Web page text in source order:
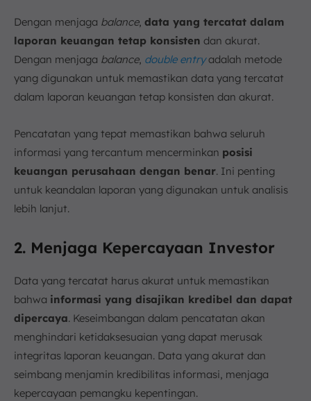
Dengan menjaga balance, data yang tercatat dalam
laporan keuangan tetap konsisten dan akurat.
Dengan menjaga balance, double entryadalah metode
yang digunakan untuk memastikan data yang tercatat
dalam laporan keuangan tetap konsisten dan akurat.
Pencatatan yang tepat memastikan bahwa seluruh
informasi yang tercantum mencerminkan posisi
keuangan perusahaan dengan benar. Ini penting
untuk keandalan laporan yang digunakan untuk analisis
lebih lanjut.
2. Menjaga Kepercayaan Investor
Data yang tercatat harus akurat untuk memastikan
bahwa informasi yang disajikan kredibel dan dapat
dipercaya. Keseimbangan dalam pencatatan akan
menghindari ketidaksesuaian yang dapat merusak
integritas laporan keuangan. Data yang akurat dan
seimbang menjamin kredibilitas informasi, menjaga
kepercayaan pemangku kepentingan.